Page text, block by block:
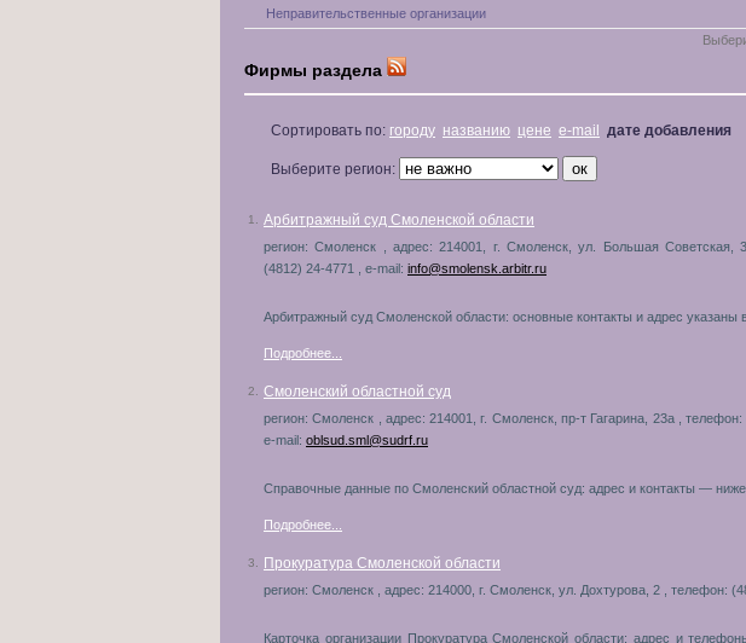
Неправительственные организации
Фирмы раздела
Сортировать по: городу названию цене e-mail дате добавления
Выберите регион:
1. Арбитражный суд Смоленской области
регион: Смоленск , адрес: 214001, г. Смоленск, ул. Большая Советская,
(4812) 24-4771 , e-mail: info@smolensk.arbitr.ru
Арбитражный суд Смоленской области: основные контакты и адрес указаны в
Подробнее...
2. Смоленский областной суд
регион: Смоленск , адрес: 214001, г. Смоленск, пр-т Гагарина, 23a , телефон:
e-mail: oblsud.sml@sudrf.ru
Справочные данные по Смоленский областной суд: адрес и контакты — ниже.
Подробнее...
3. Прокуратура Смоленской области
регион: Смоленск , адрес: 214000, г. Смоленск, ул. Дохтурова, 2 , телефон:
Карточка организации Прокуратура Смоленской области: адрес и